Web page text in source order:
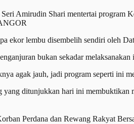
Amirudin Shari mentertai program
ekor lembu disembelih sendiri oleh
bukan sekadar
agak jauh, jadi program seperti ini
yang ditunjukkan hari ini membuktikan
Perdana dan Rewang Rakyat